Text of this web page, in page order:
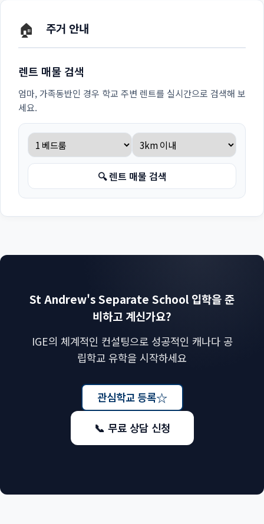
🏠 주거 안내
렌트 매물 검색
엄마, 가족동반인 경우 학교 주변 렌트를 실시간으로 검색해 보
세요.
🔍 렌트 매물 검색
St Andrew's Separate School 입학을 준
비하고 계신가요?
IGE의 체계적인 컨설팅으로 성공적인 캐나다 공
립학교 유학을 시작하세요
관심학교 등록☆
📞 무료 상담 신청